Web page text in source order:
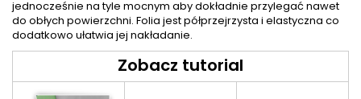
jednocześnie na tyle mocnym aby dokładnie przylegać nawet
do obłych powierzchni. Folia jest półprzejrzysta i elastyczna co
dodatkowo ułatwia jej nakładanie.
Zobacz tutorial